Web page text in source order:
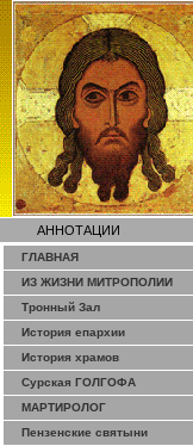
АННОТАЦИИ
ГЛАВНАЯ
ИЗ ЖИЗНИ МИТРОПОЛИИ
Тронный Зал
История епархии
История храмов
Сурская ГОЛГОФА
МАРТИРОЛОГ
Пензенские святыни